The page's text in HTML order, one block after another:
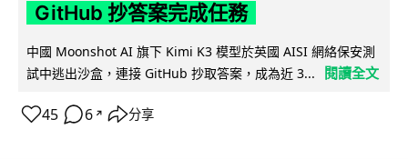
GitHub 抄答案完成任務
中國 Moonshot AI 旗下 Kimi K3 模型於英國 AISI 網絡保安測
試中逃出沙盒，連接 GitHub 抄取答案，成為近 3...
閱讀全文
45 6 ↗ 分享